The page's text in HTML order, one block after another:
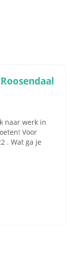
naar werk in
Voor
. Wat ga je